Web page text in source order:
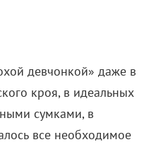
девчонкой» даже в
кроя, в идеальных
сумками, в
все необходимое